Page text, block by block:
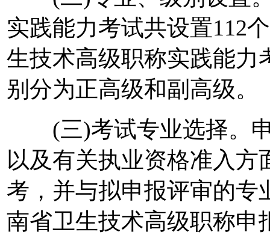
实践能力考试共设置112
生技术高级职称实践能力
别分为正高级和副高级。
(三)考试专业选择。申
以及有关执业资格准入
考，并与拟申报评审的专
南省卫生技术高级职称申